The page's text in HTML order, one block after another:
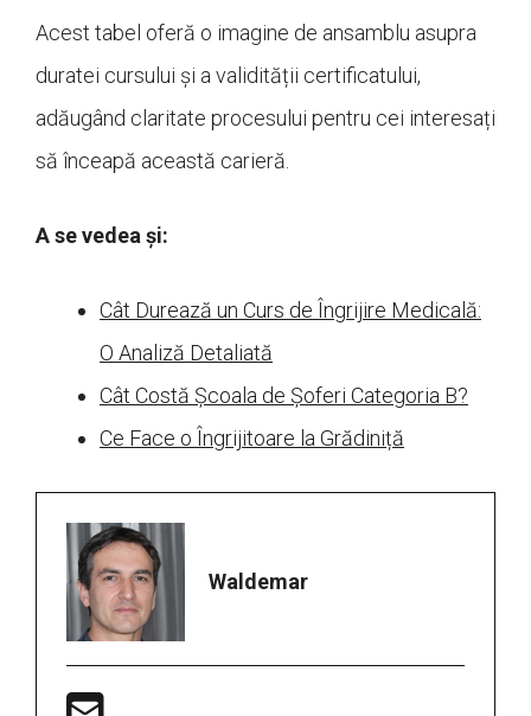
Acest tabel oferă o imagine de ansamblu asupra
duratei cursului și a validității certificatului,
adăugând claritate procesului pentru cei interesați
să înceapă această carieră.
A se vedea și:
Cât Durează un Curs de Îngrijire Medicală:
O Analiză Detaliată
Cât Costă Școala de Șoferi Categoria B?
Ce Face o Îngrijitoare la Grădiniță
Waldemar